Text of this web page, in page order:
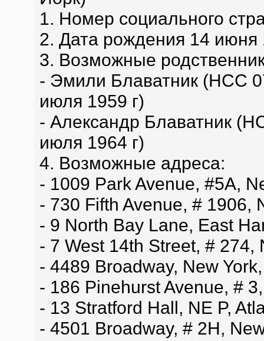
1. Номер социального
2. Дата рождения 14 июня
3. Возможные
- Эмили Блаватник (НСС
июля 1959 г)
- Александр Блаватник
июля 1964 г)
4. Возможные адреса:
- 1009 Park Avenue, #5A,
- 730 Fifth Avenue, # 1906,
- 9 North Bay Lane, East
- 7 West 14th Street, # 274,
- 4489 Broadway, New
- 186 Pinehurst Avenue, #
- 13 Stratford Hall, NE P,
- 4501 Broadway, # 2H,